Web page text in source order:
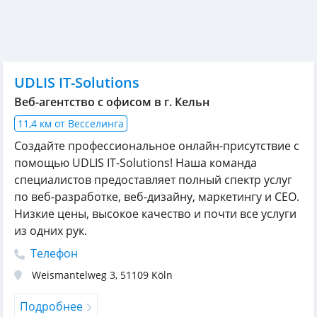
UDLIS IT-Solutions
Веб-агентство с офисом в г. Кельн
11,4 км от Весселинга
Создайте профессиональное онлайн-присутствие с
помощью UDLIS IT-Solutions! Наша команда
специалистов предоставляет полный спектр услуг
по веб-разработке, веб-дизайну, маркетингу и СЕО.
Низкие цены, высокое качество и почти все услуги
из одних рук.
Телефон
Weismantelweg 3, 51109 Köln
Подробнее